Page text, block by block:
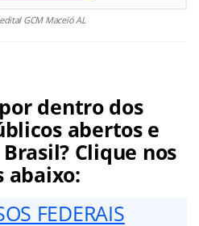
GCM Maceió AL
dentro dos
abertos e
Clique nos
abaixo:
FEDERAIS